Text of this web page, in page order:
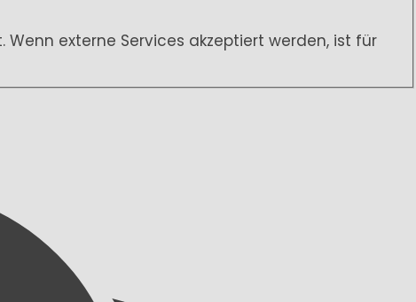
externe Services akzeptiert werden, ist für